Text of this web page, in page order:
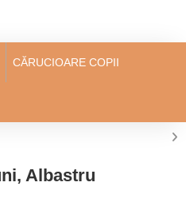
CĂRUCIOARE COPII
Albastru